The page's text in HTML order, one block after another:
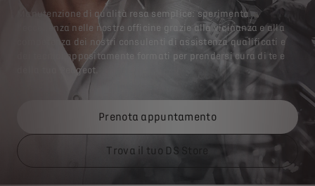
Manutenzione di qualità resa semplice: sperimenta
l'eccellenza nelle nostre officine grazie alla vicinanza e alla
competenza dei nostri consulenti di assistenza qualificati e
dei tecnici appositamente formati per prendersi cura di te e
della tua Peugeot.
Prenota appuntamento
Trova il tuo DS Store